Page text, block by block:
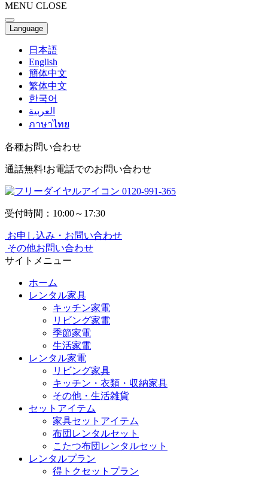
MENU CLOSE
Language
日本語
English
簡体中文
繁体中文
한국어
العربية
ภาษาไทย
各種お問い合わせ
通話無料!お電話でのお問い合わせ
0120-991-365
受付時間：10:00～17:30
お申し込み・お問い合わせ
その他お問い合わせ
サイトメニュー
ホーム
レンタル家具
キッチン家電
リビング家電
季節家電
生活家電
レンタル家電
リビング家具
キッチン・衣類・収納家具
その他・生活雑貨
セットアイテム
家具セットアイテム
布団レンタルセット
こたつ布団レンタルセット
レンタルプラン
得トクセットプラン